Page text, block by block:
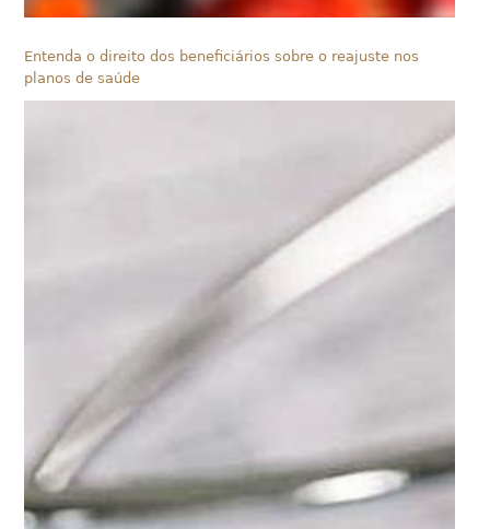
Entenda o direito dos beneficiários sobre o reajuste nos
planos de saúde